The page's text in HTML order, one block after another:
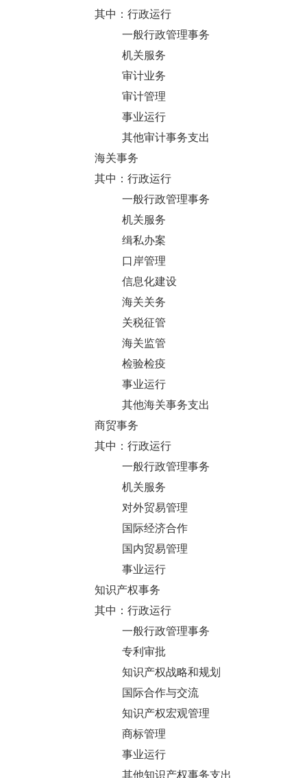
其中：行政运行
一般行政管理事务
机关服务
审计业务
审计管理
事业运行
其他审计事务支出
海关事务
其中：行政运行
一般行政管理事务
机关服务
缉私办案
口岸管理
信息化建设
海关关务
关税征管
海关监管
检验检疫
事业运行
其他海关事务支出
商贸事务
其中：行政运行
一般行政管理事务
机关服务
对外贸易管理
国际经济合作
国内贸易管理
事业运行
知识产权事务
其中：行政运行
一般行政管理事务
专利审批
知识产权战略和规划
国际合作与交流
知识产权宏观管理
商标管理
事业运行
其他知识产权事务支出